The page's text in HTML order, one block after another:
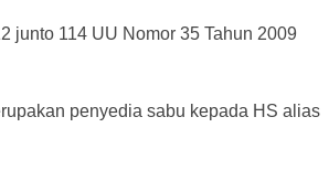
junto 114 UU Nomor 35 Tahun 2009
penyedia sabu kepada HS alias